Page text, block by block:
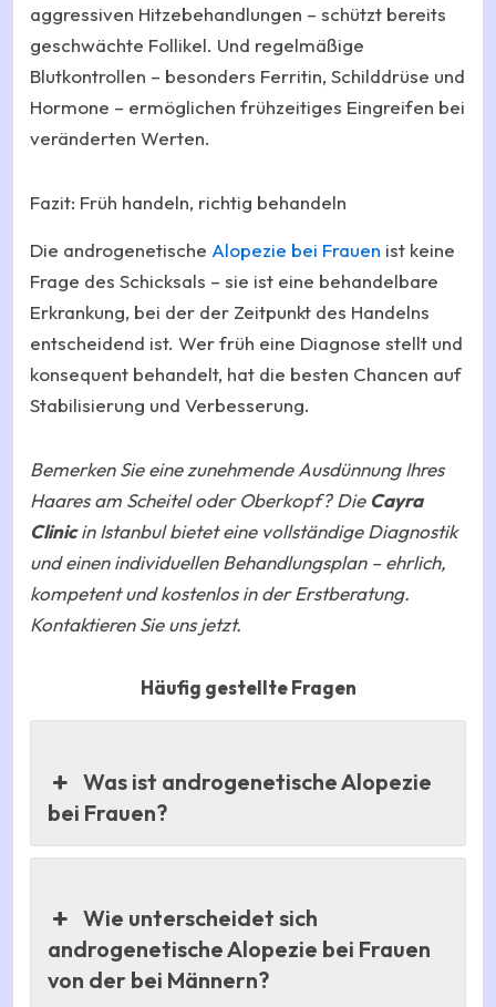
aggressiven Hitzebehandlungen – schützt bereits
geschwächte Follikel. Und regelmäßige
Blutkontrollen – besonders Ferritin, Schilddrüse und
Hormone – ermöglichen frühzeitiges Eingreifen bei
veränderten Werten.
Fazit: Früh handeln, richtig behandeln
Die androgenetische Alopezie bei Frauen ist keine
Frage des Schicksals – sie ist eine behandelbare
Erkrankung, bei der der Zeitpunkt des Handelns
entscheidend ist. Wer früh eine Diagnose stellt und
konsequent behandelt, hat die besten Chancen auf
Stabilisierung und Verbesserung.
Bemerken Sie eine zunehmende Ausdünnung Ihres
Haares am Scheitel oder Oberkopf? DieCayra
Clinicin Istanbul bietet eine vollständige Diagnostik
und einen individuellen Behandlungsplan – ehrlich,
kompetent und kostenlos in der Erstberatung.
Kontaktieren Sie uns jetzt.
Häufig gestellte Fragen
Was ist androgenetische Alopezie
bei Frauen?
Wie unterscheidet sich
androgenetische Alopezie bei Frauen
von der bei Männern?